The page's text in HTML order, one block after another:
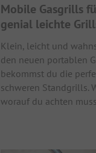
Mobile Gasgrills
genial leichte
Klein, leicht und
den neuen portablen
bekommst du die
schweren Standgrills.
worauf du achten